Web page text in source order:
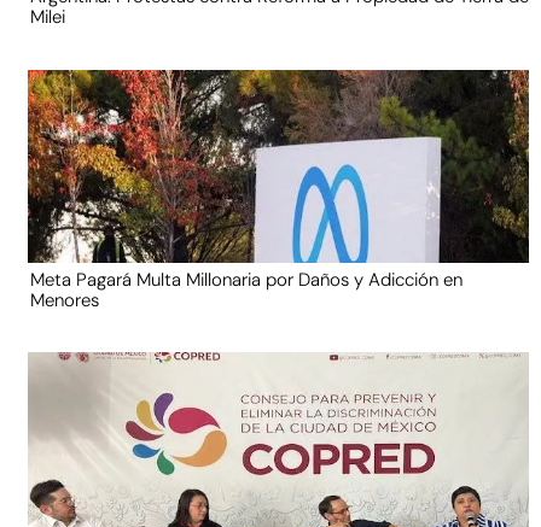
Milei
Meta Pagará Multa Millonaria por Daños y Adicción en
Menores